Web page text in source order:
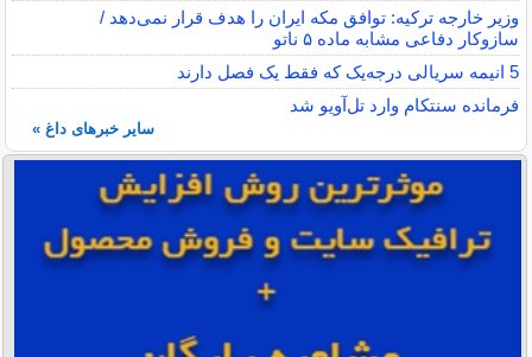
وزیر خارجه ترکیه: توافق مکه ایران را هدف قرار نمی‌دهد /
سازوکار دفاعی مشابه ماده ۵ ناتو
5 انیمه سریالی درجه‌یک که فقط یک فصل دارند
فرمانده سنتکام وارد تل‌آویو شد
سایر خبرهای داغ »